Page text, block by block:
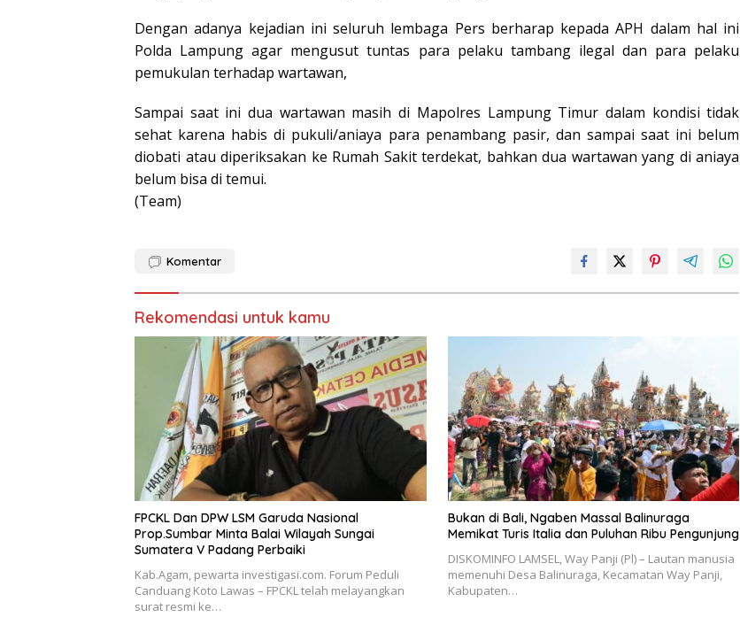
Dengan adanya kejadian ini seluruh lembaga Pers berharap kepada APH dalam hal ini
Polda Lampung agar mengusut tuntas para pelaku tambang ilegal dan para pelaku
pemukulan terhadap wartawan,
Sampai saat ini dua wartawan masih di Mapolres Lampung Timur dalam kondisi tidak
sehat karena habis di pukuli/aniaya para penambang pasir, dan sampai saat ini belum
diobati atau diperiksakan ke Rumah Sakit terdekat, bahkan dua wartawan yang di aniaya
belum bisa di temui.
(Team)
Komentar
Rekomendasi untuk kamu
FPCKL Dan DPW LSM Garuda Nasional
Prop.Sumbar Minta Balai Wilayah Sungai
Sumatera V Padang Perbaiki
Kab.Agam, pewarta investigasi.com. Forum Peduli
Canduang Koto Lawas – FPCKL telah melayangkan
surat resmi ke…
Bukan di Bali, Ngaben Massal Balinuraga
Memikat Turis Italia dan Puluhan Ribu Pengunjung
DISKOMINFO LAMSEL, Way Panji (Pl) – Lautan manusia
memenuhi Desa Balinuraga, Kecamatan Way Panji,
Kabupaten…